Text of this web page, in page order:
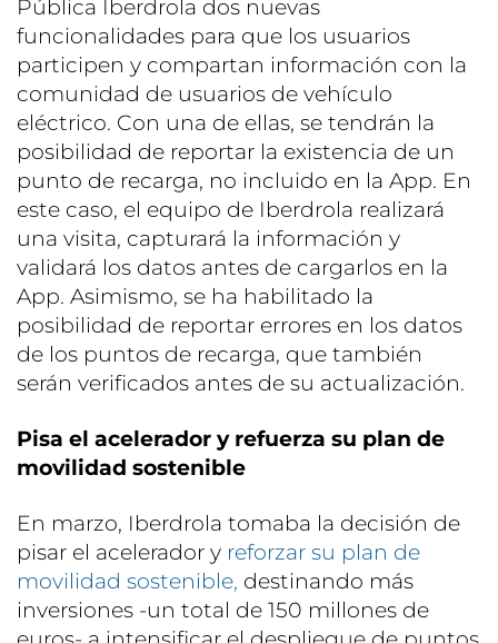
Pública Iberdrola dos nuevas
funcionalidades para que los usuarios
participen y compartan información con la
comunidad de usuarios de vehículo
eléctrico. Con una de ellas, se tendrán la
posibilidad de reportar la existencia de un
punto de recarga, no incluido en la App. En
este caso, el equipo de Iberdrola realizará
una visita, capturará la información y
validará los datos antes de cargarlos en la
App. Asimismo, se ha habilitado la
posibilidad de reportar errores en los datos
de los puntos de recarga, que también
serán verificados antes de su actualización.
Pisa el acelerador y refuerza su plan de
movilidad sostenible
En marzo, Iberdrola tomaba la decisión de
pisar el acelerador y reforzar su plan de
movilidad sostenible, destinando más
inversiones -un total de 150 millones de